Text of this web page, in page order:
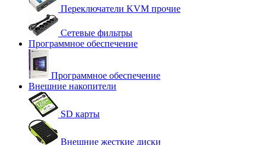
Переключатели KVM прочие
Сетевые фильтры
Программное обеспечение
Программное обеспечение
Внешние накопители
SD карты
Внешние жесткие диски